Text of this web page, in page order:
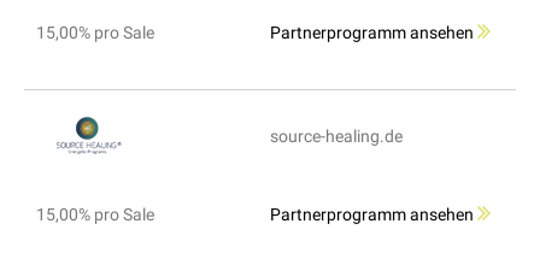
15,00% pro Sale Partnerprogramm ansehen
source-healing.de
15,00% pro Sale Partnerprogramm ansehen